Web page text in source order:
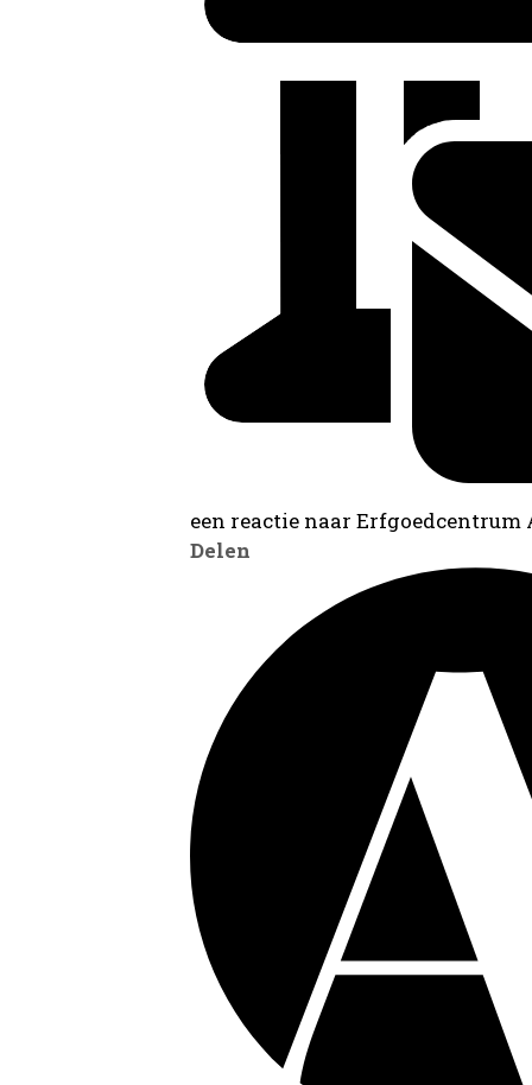
een reactie naar
Delen